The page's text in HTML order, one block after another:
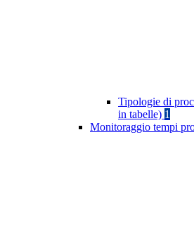
Tipologie di
in tabelle) 1
Monitoraggio tempi